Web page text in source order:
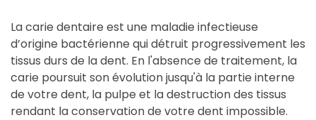
La carie dentaire est une maladie infectieuse
d’origine bactérienne qui détruit progressivement les
tissus durs de la dent. En l'absence de traitement, la
carie poursuit son évolution jusqu'à la partie interne
de votre dent, la pulpe et la destruction des tissus
rendant la conservation de votre dent impossible.